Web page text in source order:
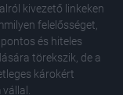
kivezető linkeken
felelősséget,
és hiteles
törekszik, de a
károkért